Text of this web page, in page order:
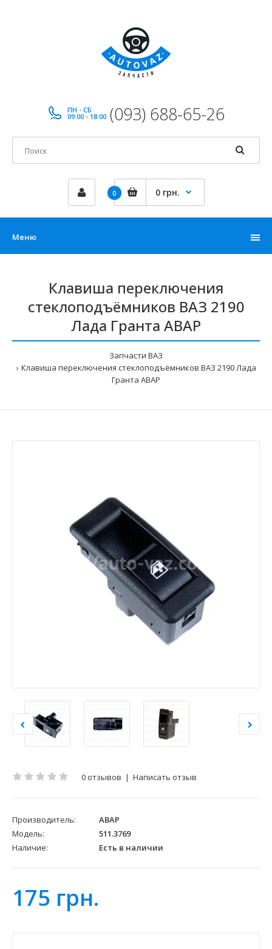
ПН - СБ
09:00 - 18:00 (093) 688-65-26
0 0 грн.
Меню
Клавиша переключения
стеклоподъёмников ВАЗ 2190
Лада Гранта АВАР
Запчасти ВАЗ
Клавиша переключения стеклоподъёмников ВАЗ 2190 Лада
Гранта АВАР
0 отзывов | Написать отзыв
Производитель:
АВАР
Модель:
511.3769
Наличие:
Есть в наличии
175 грн.